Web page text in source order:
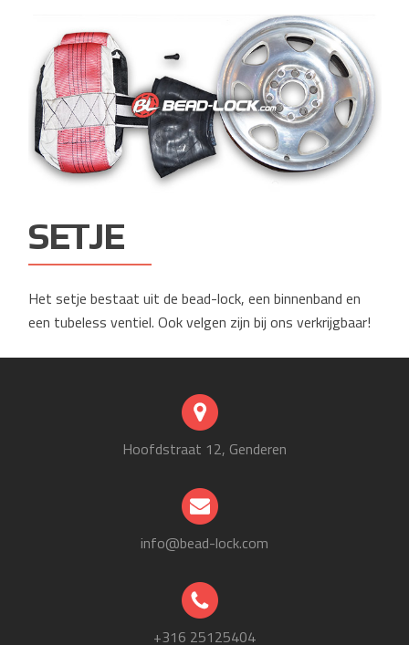
SETJE
Het setje bestaat uit de bead-lock, een binnenband en
een tubeless ventiel. Ook velgen zijn bij ons verkrijgbaar!
Hoofdstraat 12, Genderen
info@bead-lock.com
+316 25125404